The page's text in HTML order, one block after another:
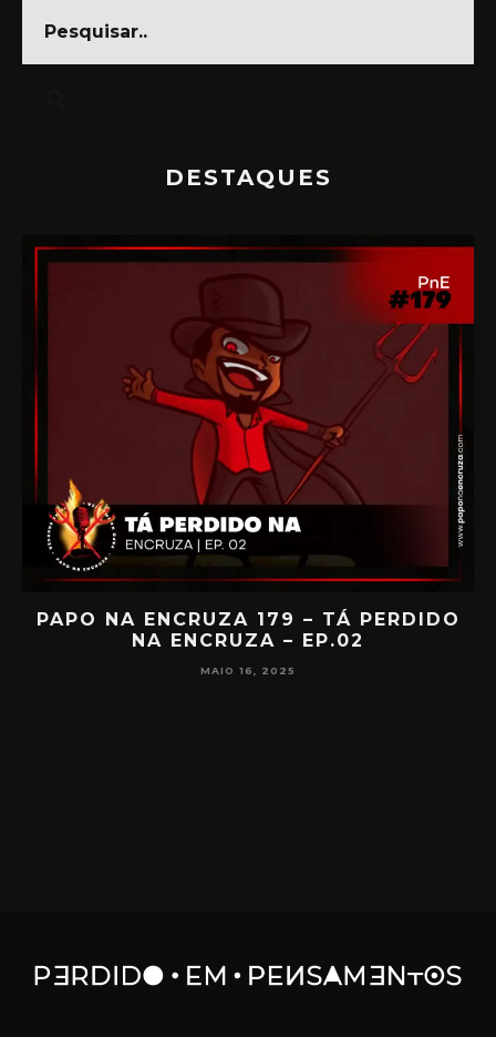
DESTAQUES
PAPO NA ENCRUZA 179 – TÁ PERDIDO
NA ENCRUZA – EP.02
MAIO 16, 2025